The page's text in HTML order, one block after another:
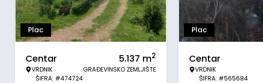
Plac
Centar
VRDNIK
ŠIFRA: #474724
5.137 m2
GRAĐEVINSKO ZEMLJIŠTE
Plac
Centar
VRDNIK
ŠIFRA: #565684